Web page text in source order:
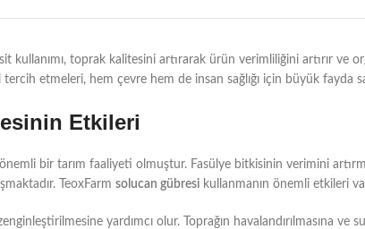
kullanımı, toprak kalitesini artırarak ürün verimliliğini artırır ve
etmeleri, hem çevre hem de insan sağlığı için büyük fayda
Etkileri
önemli bir tarım faaliyeti olmuştur. Fasülye bitkisinin verimini
TeoxFarm solucan gübresi kullanmanın önemli etkileri
yardımcı olur. Toprağın havalandırılmasına ve